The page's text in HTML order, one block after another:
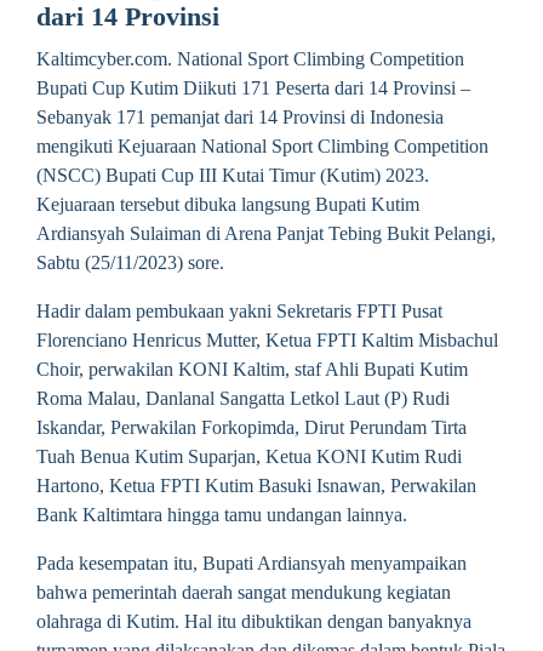
dari 14 Provinsi
Kaltimcyber.com. National Sport Climbing Competition
Bupati Cup Kutim Diikuti 171 Peserta dari 14 Provinsi –
Sebanyak 171 pemanjat dari 14 Provinsi di Indonesia
mengikuti Kejuaraan National Sport Climbing Competition
(NSCC) Bupati Cup III Kutai Timur (Kutim) 2023.
Kejuaraan tersebut dibuka langsung Bupati Kutim
Ardiansyah Sulaiman di Arena Panjat Tebing Bukit Pelangi,
Sabtu (25/11/2023) sore.
Hadir dalam pembukaan yakni Sekretaris FPTI Pusat
Florenciano Henricus Mutter, Ketua FPTI Kaltim Misbachul
Choir, perwakilan KONI Kaltim, staf Ahli Bupati Kutim
Roma Malau, Danlanal Sangatta Letkol Laut (P) Rudi
Iskandar, Perwakilan Forkopimda, Dirut Perundam Tirta
Tuah Benua Kutim Suparjan, Ketua KONI Kutim Rudi
Hartono, Ketua FPTI Kutim Basuki Isnawan, Perwakilan
Bank Kaltimtara hingga tamu undangan lainnya.
Pada kesempatan itu, Bupati Ardiansyah menyampaikan
bahwa pemerintah daerah sangat mendukung kegiatan
olahraga di Kutim. Hal itu dibuktikan dengan banyaknya